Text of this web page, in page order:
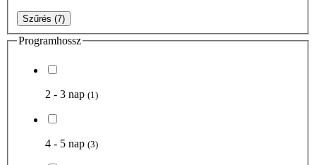
Szűrés (7)
Programhossz
2 - 3 nap (1)
4 - 5 nap (3)